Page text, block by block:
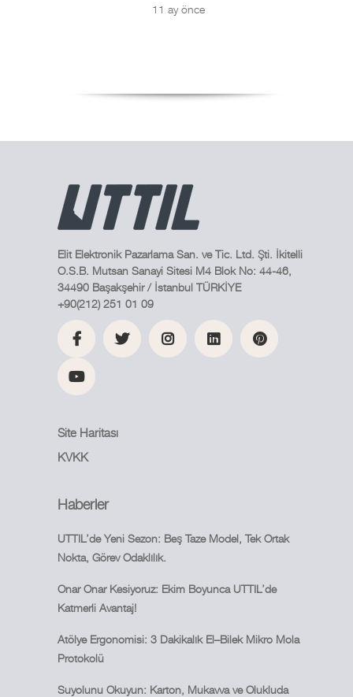
11 ay önce
Elit Elektronik Pazarlama San. ve Tic. Ltd. Şti. İkitelli
O.S.B. Mutsan Sanayi Sitesi M4 Blok No: 44-46,
34490 Başakşehir / İstanbul TÜRKİYE
+90(212) 251 01 09
Site Haritası
KVKK
Haberler
UTTIL’de Yeni Sezon: Beş Taze Model, Tek Ortak
Nokta, Görev Odaklılık.
Onar Onar Kesiyoruz: Ekim Boyunca UTTIL’de
Katmerli Avantaj!
Atölye Ergonomisi: 3 Dakikalık El–Bilek Mikro Mola
Protokolü
Suyolunu Okuyun: Karton, Mukavva ve Olukluda